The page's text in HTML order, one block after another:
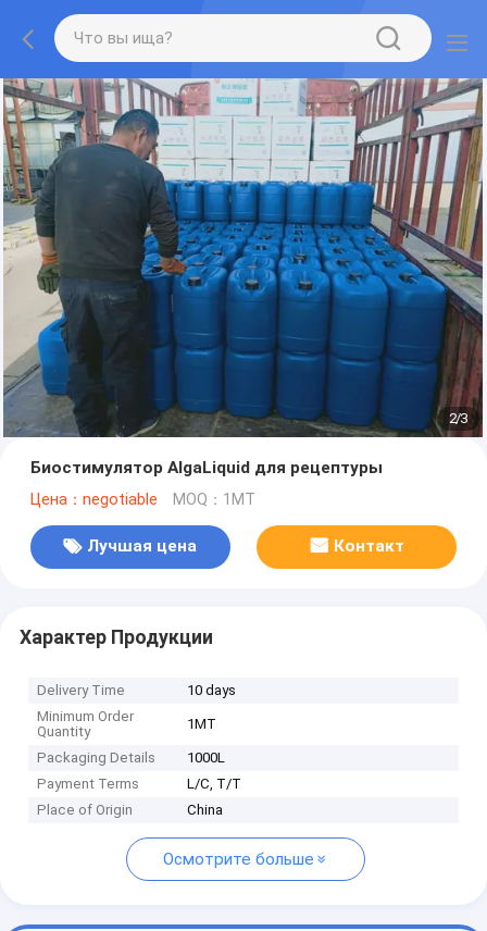
2/3
Биостимулятор AlgaLiquid для рецептуры
Цена：negotiable MOQ：1MT
Лучшая цена Контакт
Характер Продукции
Delivery Time
10 days
Minimum Order
Quantity
1MT
Packaging Details
1000L
Payment Terms
L/C, T/T
Place of Origin
China
Осмотрите больше